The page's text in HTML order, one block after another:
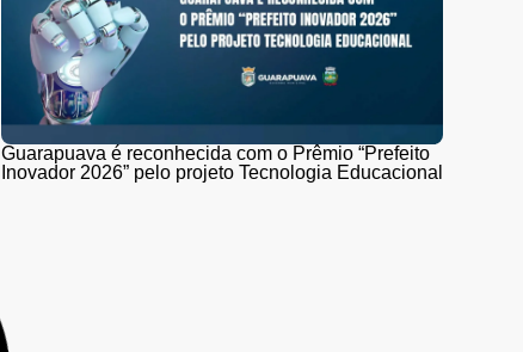
Guarapuava é reconhecida com o Prêmio “Prefeito
Inovador 2026” pelo projeto Tecnologia Educacional
coluna de concreto em Prudentópolis